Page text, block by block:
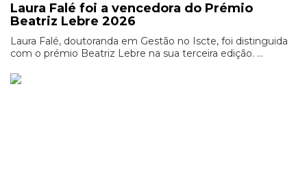
Laura Falé foi a vencedora do Prémio
Beatriz Lebre 2026
Laura Falé, doutoranda em Gestão no Iscte, foi distinguida
com o prémio Beatriz Lebre na sua terceira edição. ...